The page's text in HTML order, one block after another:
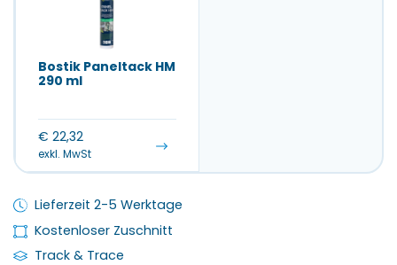
Bostik Paneltack HM
290 ml
€ 22,32
exkl. MwSt
Lieferzeit 2-5 Werktage
Kostenloser Zuschnitt
Track & Trace